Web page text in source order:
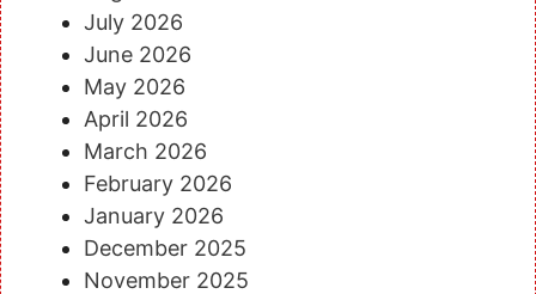
July 2026
June 2026
May 2026
April 2026
March 2026
February 2026
January 2026
December 2025
November 2025